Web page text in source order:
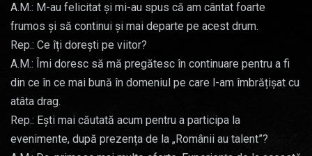
A.M.: M-au felicitat și mi-au spus că am cântat foarte
frumos și să continui și mai departe pe acest drum.
Rep.: Ce îți dorești pe viitor?
A.M.: Îmi doresc să mă pregătesc în continuare pentru a fi
din ce în ce mai bună în domeniul pe care l-am îmbrățișat cu
atâta drag.
Rep.: Ești mai căutată acum pentru a participa la
evenimente, după prezența de la „Românii au talent”?